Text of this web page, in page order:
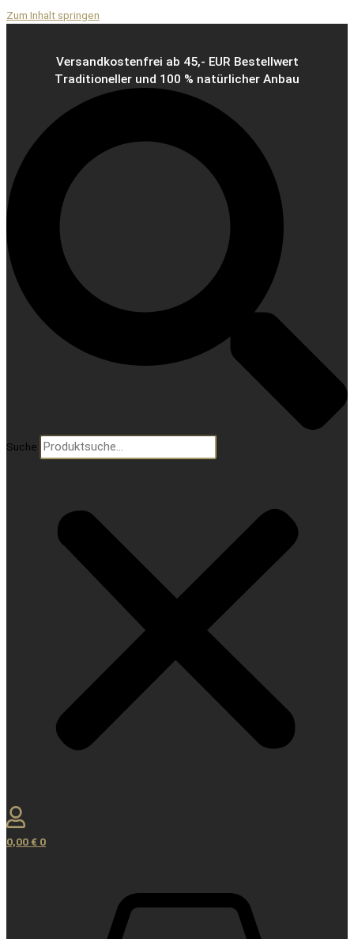
Zum Inhalt springen
Versandkostenfrei ab 45,- EUR Bestellwert
Traditioneller und 100 % natürlicher Anbau
Suche
0,00 € 0